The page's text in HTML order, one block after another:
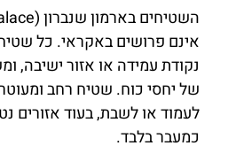
אינם פרושים באקראי. כל
נקודת עמידה או אזור
של יחסי כוח. שטיח רחב
לעמוד או לשבת, בעוד אזורים
כמעבר בלבד.